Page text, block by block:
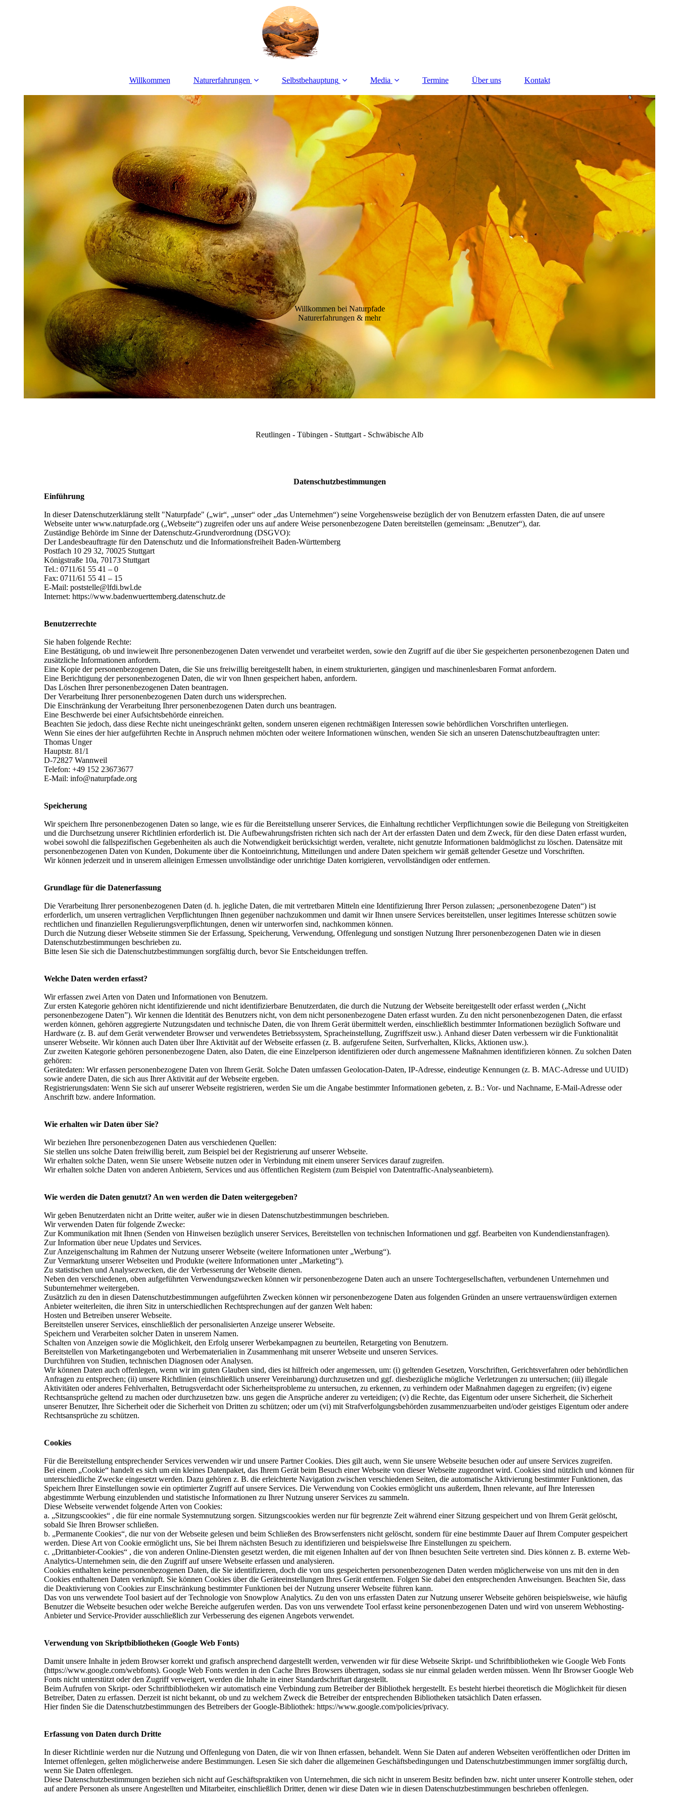
Willkommen Naturerfahrungen Selbstbehauptung Media Termine Über uns Kontakt
Willkommen bei Naturpfade
Naturerfahrungen & mehr
Reutlingen - Tübingen - Stuttgart - Schwäbische Alb
Datenschutzbestimmungen
Einführung
In dieser Datenschutzerklärung stellt "Naturpfade" („wir“, „unser“ oder „das Unternehmen“) seine Vorgehensweise bezüglich der von Benutzern erfassten Daten, die auf unsere
Webseite unter www.naturpfade.org („Webseite“) zugreifen oder uns auf andere Weise personenbezogene Daten bereitstellen (gemeinsam: „Benutzer“), dar.
Zuständige Behörde im Sinne der Datenschutz-Grundverordnung (DSGVO):
Der Landesbeauftragte für den Datenschutz und die Informationsfreiheit Baden-Württemberg
Postfach 10 29 32, 70025 Stuttgart
Königstraße 10a, 70173 Stuttgart
Tel.: 0711/61 55 41 – 0
Fax: 0711/61 55 41 – 15
E-Mail: poststelle@lfdi.bwl.de
Internet: https://www.badenwuerttemberg.datenschutz.de
Benutzerrechte
Sie haben folgende Rechte:
Eine Bestätigung, ob und inwieweit Ihre personenbezogenen Daten verwendet und verarbeitet werden, sowie den Zugriff auf die über Sie gespeicherten personenbezogenen Daten und
zusätzliche Informationen anfordern.
Eine Kopie der personenbezogenen Daten, die Sie uns freiwillig bereitgestellt haben, in einem strukturierten, gängigen und maschinenlesbaren Format anfordern.
Eine Berichtigung der personenbezogenen Daten, die wir von Ihnen gespeichert haben, anfordern.
Das Löschen Ihrer personenbezogenen Daten beantragen.
Der Verarbeitung Ihrer personenbezogenen Daten durch uns widersprechen.
Die Einschränkung der Verarbeitung Ihrer personenbezogenen Daten durch uns beantragen.
Eine Beschwerde bei einer Aufsichtsbehörde einreichen.
Beachten Sie jedoch, dass diese Rechte nicht uneingeschränkt gelten, sondern unseren eigenen rechtmäßigen Interessen sowie behördlichen Vorschriften unterliegen.
Wenn Sie eines der hier aufgeführten Rechte in Anspruch nehmen möchten oder weitere Informationen wünschen, wenden Sie sich an unseren Datenschutzbeauftragten unter:
Thomas Unger
Hauptstr. 81/1
D-72827 Wannweil
Telefon: +49 152 23673677
E-Mail: info@naturpfade.org
Speicherung
Wir speichern Ihre personenbezogenen Daten so lange, wie es für die Bereitstellung unserer Services, die Einhaltung rechtlicher Verpflichtungen sowie die Beilegung von Streitigkeiten
und die Durchsetzung unserer Richtlinien erforderlich ist. Die Aufbewahrungsfristen richten sich nach der Art der erfassten Daten und dem Zweck, für den diese Daten erfasst wurden,
wobei sowohl die fallspezifischen Gegebenheiten als auch die Notwendigkeit berücksichtigt werden, veraltete, nicht genutzte Informationen baldmöglichst zu löschen. Datensätze mit
personenbezogenen Daten von Kunden, Dokumente über die Kontoeinrichtung, Mitteilungen und andere Daten speichern wir gemäß geltender Gesetze und Vorschriften.
Wir können jederzeit und in unserem alleinigen Ermessen unvollständige oder unrichtige Daten korrigieren, vervollständigen oder entfernen.
Grundlage für die Datenerfassung
Die Verarbeitung Ihrer personenbezogenen Daten (d. h. jegliche Daten, die mit vertretbaren Mitteln eine Identifizierung Ihrer Person zulassen; „personenbezogene Daten“) ist
erforderlich, um unseren vertraglichen Verpflichtungen Ihnen gegenüber nachzukommen und damit wir Ihnen unsere Services bereitstellen, unser legitimes Interesse schützen sowie
rechtlichen und finanziellen Regulierungsverpflichtungen, denen wir unterworfen sind, nachkommen können.
Durch die Nutzung dieser Webseite stimmen Sie der Erfassung, Speicherung, Verwendung, Offenlegung und sonstigen Nutzung Ihrer personenbezogenen Daten wie in diesen
Datenschutzbestimmungen beschrieben zu.
Bitte lesen Sie sich die Datenschutzbestimmungen sorgfältig durch, bevor Sie Entscheidungen treffen.
Welche Daten werden erfasst?
Wir erfassen zwei Arten von Daten und Informationen von Benutzern.
Zur ersten Kategorie gehören nicht identifizierende und nicht identifizierbare Benutzerdaten, die durch die Nutzung der Webseite bereitgestellt oder erfasst werden („Nicht
personenbezogene Daten”). Wir kennen die Identität des Benutzers nicht, von dem nicht personenbezogene Daten erfasst wurden. Zu den nicht personenbezogenen Daten, die erfasst
werden können, gehören aggregierte Nutzungsdaten und technische Daten, die von Ihrem Gerät übermittelt werden, einschließlich bestimmter Informationen bezüglich Software und
Hardware (z. B. auf dem Gerät verwendeter Browser und verwendetes Betriebssystem, Spracheinstellung, Zugriffszeit usw.). Anhand dieser Daten verbessern wir die Funktionalität
unserer Webseite. Wir können auch Daten über Ihre Aktivität auf der Webseite erfassen (z. B. aufgerufene Seiten, Surfverhalten, Klicks, Aktionen usw.).
Zur zweiten Kategorie gehören personenbezogene Daten, also Daten, die eine Einzelperson identifizieren oder durch angemessene Maßnahmen identifizieren können. Zu solchen Daten
gehören:
Gerätedaten: Wir erfassen personenbezogene Daten von Ihrem Gerät. Solche Daten umfassen Geolocation-Daten, IP-Adresse, eindeutige Kennungen (z. B. MAC-Adresse und UUID)
sowie andere Daten, die sich aus Ihrer Aktivität auf der Webseite ergeben.
Registrierungsdaten: Wenn Sie sich auf unserer Webseite registrieren, werden Sie um die Angabe bestimmter Informationen gebeten, z. B.: Vor- und Nachname, E-Mail-Adresse oder
Anschrift bzw. andere Information.
Wie erhalten wir Daten über Sie?
Wir beziehen Ihre personenbezogenen Daten aus verschiedenen Quellen:
Sie stellen uns solche Daten freiwillig bereit, zum Beispiel bei der Registrierung auf unserer Webseite.
Wir erhalten solche Daten, wenn Sie unsere Webseite nutzen oder in Verbindung mit einem unserer Services darauf zugreifen.
Wir erhalten solche Daten von anderen Anbietern, Services und aus öffentlichen Registern (zum Beispiel von Datentraffic-Analyseanbietern).
Wie werden die Daten genutzt? An wen werden die Daten weitergegeben?
Wir geben Benutzerdaten nicht an Dritte weiter, außer wie in diesen Datenschutzbestimmungen beschrieben.
Wir verwenden Daten für folgende Zwecke:
Zur Kommunikation mit Ihnen (Senden von Hinweisen bezüglich unserer Services, Bereitstellen von technischen Informationen und ggf. Bearbeiten von Kundendienstanfragen).
Zur Information über neue Updates und Services.
Zur Anzeigenschaltung im Rahmen der Nutzung unserer Webseite (weitere Informationen unter „Werbung“).
Zur Vermarktung unserer Webseiten und Produkte (weitere Informationen unter „Marketing“).
Zu statistischen und Analysezwecken, die der Verbesserung der Webseite dienen.
Neben den verschiedenen, oben aufgeführten Verwendungszwecken können wir personenbezogene Daten auch an unsere Tochtergesellschaften, verbundenen Unternehmen und
Subunternehmer weitergeben.
Zusätzlich zu den in diesen Datenschutzbestimmungen aufgeführten Zwecken können wir personenbezogene Daten aus folgenden Gründen an unsere vertrauenswürdigen externen
Anbieter weiterleiten, die ihren Sitz in unterschiedlichen Rechtsprechungen auf der ganzen Welt haben:
Hosten und Betreiben unserer Webseite.
Bereitstellen unserer Services, einschließlich der personalisierten Anzeige unserer Webseite.
Speichern und Verarbeiten solcher Daten in unserem Namen.
Schalten von Anzeigen sowie die Möglichkeit, den Erfolg unserer Werbekampagnen zu beurteilen, Retargeting von Benutzern.
Bereitstellen von Marketingangeboten und Werbematerialien in Zusammenhang mit unserer Webseite und unseren Services.
Durchführen von Studien, technischen Diagnosen oder Analysen.
Wir können Daten auch offenlegen, wenn wir im guten Glauben sind, dies ist hilfreich oder angemessen, um: (i) geltenden Gesetzen, Vorschriften, Gerichtsverfahren oder behördlichen
Anfragen zu entsprechen; (ii) unsere Richtlinien (einschließlich unserer Vereinbarung) durchzusetzen und ggf. diesbezügliche mögliche Verletzungen zu untersuchen; (iii) illegale
Aktivitäten oder anderes Fehlverhalten, Betrugsverdacht oder Sicherheitsprobleme zu untersuchen, zu erkennen, zu verhindern oder Maßnahmen dagegen zu ergreifen; (iv) eigene
Rechtsansprüche geltend zu machen oder durchzusetzen bzw. uns gegen die Ansprüche anderer zu verteidigen; (v) die Rechte, das Eigentum oder unsere Sicherheit, die Sicherheit
unserer Benutzer, Ihre Sicherheit oder die Sicherheit von Dritten zu schützen; oder um (vi) mit Strafverfolgungsbehörden zusammenzuarbeiten und/oder geistiges Eigentum oder andere
Rechtsansprüche zu schützen.
Cookies
Für die Bereitstellung entsprechender Services verwenden wir und unsere Partner Cookies. Dies gilt auch, wenn Sie unsere Webseite besuchen oder auf unsere Services zugreifen.
Bei einem „Cookie“ handelt es sich um ein kleines Datenpaket, das Ihrem Gerät beim Besuch einer Webseite von dieser Webseite zugeordnet wird. Cookies sind nützlich und können für
unterschiedliche Zwecke eingesetzt werden. Dazu gehören z. B. die erleichterte Navigation zwischen verschiedenen Seiten, die automatische Aktivierung bestimmter Funktionen, das
Speichern Ihrer Einstellungen sowie ein optimierter Zugriff auf unsere Services. Die Verwendung von Cookies ermöglicht uns außerdem, Ihnen relevante, auf Ihre Interessen
abgestimmte Werbung einzublenden und statistische Informationen zu Ihrer Nutzung unserer Services zu sammeln.
Diese Webseite verwendet folgende Arten von Cookies:
a. „Sitzungscookies“ , die für eine normale Systemnutzung sorgen. Sitzungscookies werden nur für begrenzte Zeit während einer Sitzung gespeichert und von Ihrem Gerät gelöscht,
sobald Sie Ihren Browser schließen.
b. „Permanente Cookies“, die nur von der Webseite gelesen und beim Schließen des Browserfensters nicht gelöscht, sondern für eine bestimmte Dauer auf Ihrem Computer gespeichert
werden. Diese Art von Cookie ermöglicht uns, Sie bei Ihrem nächsten Besuch zu identifizieren und beispielsweise Ihre Einstellungen zu speichern.
c. „Drittanbieter-Cookies“ , die von anderen Online-Diensten gesetzt werden, die mit eigenen Inhalten auf der von Ihnen besuchten Seite vertreten sind. Dies können z. B. externe Web-
Analytics-Unternehmen sein, die den Zugriff auf unsere Webseite erfassen und analysieren.
Cookies enthalten keine personenbezogenen Daten, die Sie identifizieren, doch die von uns gespeicherten personenbezogenen Daten werden möglicherweise von uns mit den in den
Cookies enthaltenen Daten verknüpft. Sie können Cookies über die Geräteeinstellungen Ihres Gerät entfernen. Folgen Sie dabei den entsprechenden Anweisungen. Beachten Sie, dass
die Deaktivierung von Cookies zur Einschränkung bestimmter Funktionen bei der Nutzung unserer Webseite führen kann.
Das von uns verwendete Tool basiert auf der Technologie von Snowplow Analytics. Zu den von uns erfassten Daten zur Nutzung unserer Webseite gehören beispielsweise, wie häufig
Benutzer die Webseite besuchen oder welche Bereiche aufgerufen werden. Das von uns verwendete Tool erfasst keine personenbezogenen Daten und wird von unserem Webhosting-
Anbieter und Service-Provider ausschließlich zur Verbesserung des eigenen Angebots verwendet.
Verwendung von Skriptbibliotheken (Google Web Fonts)
Damit unsere Inhalte in jedem Browser korrekt und grafisch ansprechend dargestellt werden, verwenden wir für diese Webseite Skript- und Schriftbibliotheken wie Google Web Fonts
(https://www.google.com/webfonts). Google Web Fonts werden in den Cache Ihres Browsers übertragen, sodass sie nur einmal geladen werden müssen. Wenn Ihr Browser Google Web
Fonts nicht unterstützt oder den Zugriff verweigert, werden die Inhalte in einer Standardschriftart dargestellt.
Beim Aufrufen von Skript- oder Schriftbibliotheken wir automatisch eine Verbindung zum Betreiber der Bibliothek hergestellt. Es besteht hierbei theoretisch die Möglichkeit für diesen
Betreiber, Daten zu erfassen. Derzeit ist nicht bekannt, ob und zu welchem Zweck die Betreiber der entsprechenden Bibliotheken tatsächlich Daten erfassen.
Hier finden Sie die Datenschutzbestimmungen des Betreibers der Google-Bibliothek: https://www.google.com/policies/privacy.
Erfassung von Daten durch Dritte
In dieser Richtlinie werden nur die Nutzung und Offenlegung von Daten, die wir von Ihnen erfassen, behandelt. Wenn Sie Daten auf anderen Webseiten veröffentlichen oder Dritten im
Internet offenlegen, gelten möglicherweise andere Bestimmungen. Lesen Sie sich daher die allgemeinen Geschäftsbedingungen und Datenschutzbestimmungen immer sorgfältig durch,
wenn Sie Daten offenlegen.
Diese Datenschutzbestimmungen beziehen sich nicht auf Geschäftspraktiken von Unternehmen, die sich nicht in unserem Besitz befinden bzw. nicht unter unserer Kontrolle stehen, oder
auf andere Personen als unsere Angestellten und Mitarbeiter, einschließlich Dritter, denen wir diese Daten wie in diesen Datenschutzbestimmungen beschrieben offenlegen.